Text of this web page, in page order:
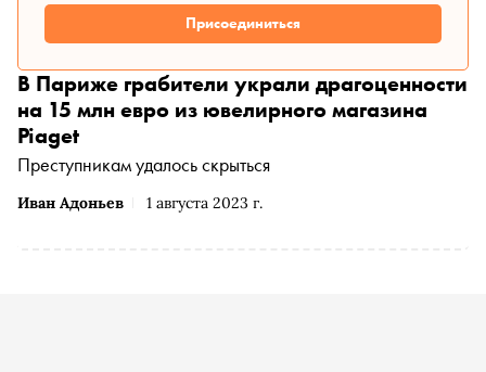
Присоединиться
Иван Адоньев 1 августа 2023 г.
В Париже грабители украли драгоценности
на 15 млн евро из ювелирного магазина
Piaget
Преступникам удалось скрыться